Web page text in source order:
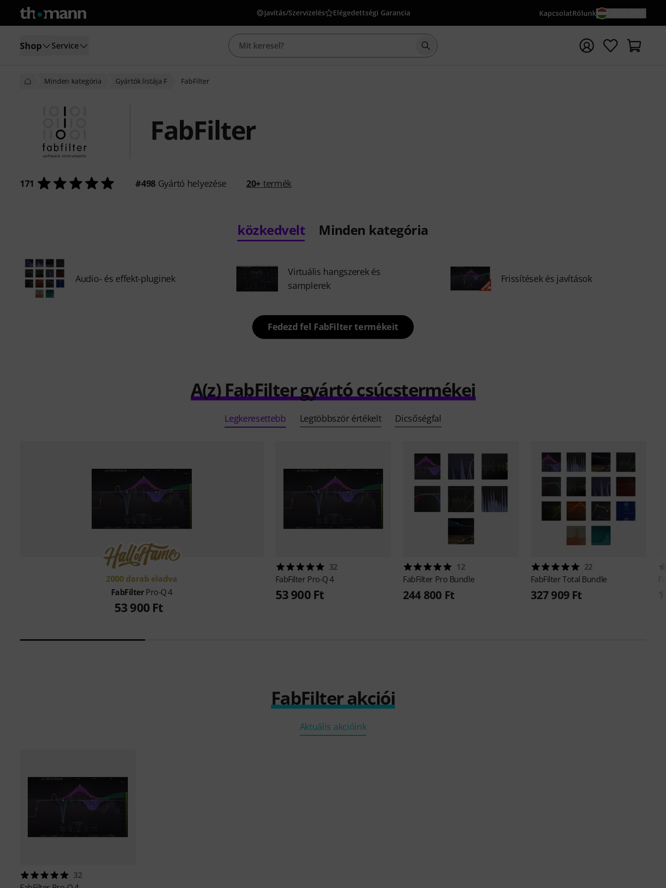
Javítás/Szervizelés Elégedettségi Garancia KapcsolatRólunk
Shop Service Keresés indítása {searchTerm} keresőszóval
Minden kategória Gyártók listája F FabFilter
FabFilter
171 #498Gyártó helyezése 20+ termék
közkedvelt Minden kategória
Audio- és effekt-pluginek
Virtuális hangszerek és
samplerek
Frissítések és javítások
Fedezd fel FabFilter termékeit
A(z) FabFilter gyártó csúcstermékei
Legkeresettebb Legtöbbször értékelt Dicsőségfal
2000 darab eladva
FabFilterPro-Q 4
53 900 Ft
32
FabFilter Pro-Q 4
53 900 Ft
12
FabFilter Pro Bundle
244 800 Ft
22
FabFilterTotal Bundle
327 909 Ft
FabFilter akciói
Aktuális akcióink
32